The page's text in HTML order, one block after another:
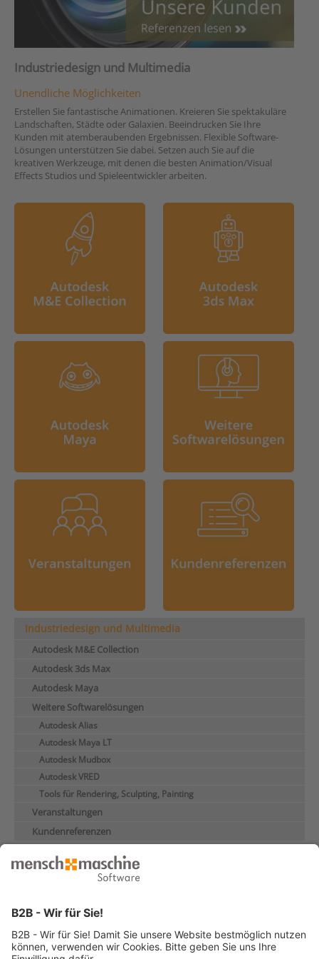
Industriedesign und Multimedia
Unendliche Möglichkeiten
Erstellen Sie fantastische Animationen. Kreieren Sie spektakuläre
Landschaften, Städte oder Galaxien. Beeindrucken Sie Ihre
Kunden mit atemberaubenden Ergebnissen. Flexible Software-
Lösungen unterstützen Sie dabei. Setzen auch Sie auf die
kreativen Werkzeuge, mit denen die besten Animation/Visual
Effects Studios und Spieleentwickler arbeiten.
Industriedesign und Multimedia
Autodesk M&E Collection
Autodesk 3ds Max
Autodesk Maya
Weitere Softwarelösungen
Autodesk Alias
Autodesk Maya LT
Autodesk Mudbox
Autodesk VRED
Tools für Rendering, Sculpting, Painting
Veranstaltungen
Kundenreferenzen